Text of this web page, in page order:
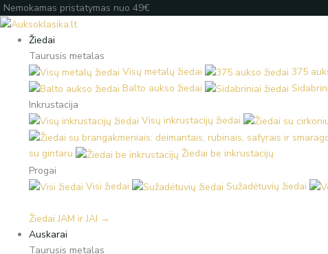
Pereiti
prie
turinio
Nemokamas pristatymas nuo 49€
Žiedai
Taurusis metalas
Visų metalų žiedai
375
Balto aukso žiedai
Inkrustacija
Visų inkrustacijų žiedai
su gintaru
Žiedai be inkrustacijų
Progai
Visi žiedai
Sužadėtuvių žiedai
Žiedai JAM ir JAI →
Auskarai
Taurusis metalas
Products
search
Products
search
Įveskite
el.
paštą